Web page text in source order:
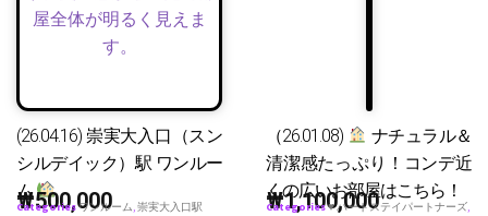
(26.04.16) 崇実大入口（スン
シルデイック）駅 ワンルー
ム
₩500,000
Categoriesワンルーム,崇実大入口駅
（26.01.08)
ナチュラル＆
清潔感たっぷり！コンデ近
くの広いお部屋はこちら！
₩1,100,000
Categories♥ ハートステイパートナーズ,